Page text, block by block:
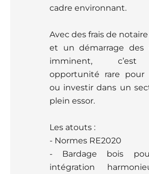
cadre environnant.
Avec des frais de
et un démarrage des
imminent,
opportunité rare pour
ou investir dans un
plein essor.
Les atouts :
- Normes RE2020
- Bardage bois
intégration